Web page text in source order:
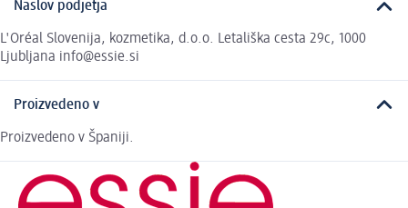
Naslov podjetja
L'Oréal Slovenija, kozmetika, d.o.o. Letališka cesta 29c, 1000
Ljubljana info@essie.si
Proizvedeno v
Proizvedeno v Španiji.